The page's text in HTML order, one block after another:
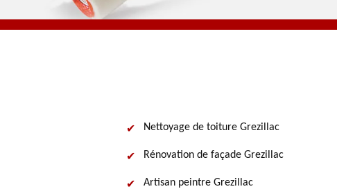
Nettoyage de toiture Grezillac
Rénovation de façade Grezillac
Artisan peintre Grezillac